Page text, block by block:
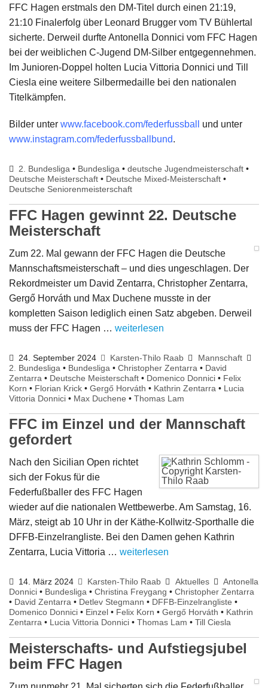
FFC Hagen erstmals den DM-Titel durch einen 21:19,
21:10 Finalerfolg über Leonard Brugger vom TV Bühlertal
sicherte. Derweil durfte Antonella Donnici vom FFC Hagen
bei der weiblichen C-Jugend DM-Silber entgegennehmen.
Im Junioren-Doppel holten Lucia Vittoria Donnici und Till
Ciesla eine weitere Silbermedaille bei den nationalen
Titelkämpfen.
Bilder unter www.facebook.com/federfussball
und unter
www.instagram.com/federfussballbund.
2. Bundesliga • Bundesliga •deutsche Jugendmeisterschaft •
Deutsche Meisterschaft • Deutsche Mixed-Meisterschaft •
Deutsche Seniorenmeisterschaft
FFC Hagen gewinnt 22. Deutsche
Meisterschaft
Zum 22. Mal gewann der FFC Hagen die Deutsche
Mannschaftsmeisterschaft – und dies ungeschlagen. Der
Rekordmeister um David Zentarra, Christopher Zentarra,
Gergő Horváth und Max Duchene musste in der
kompletten Saison lediglich einen Satz abgeben. Derweil
muss der FFC Hagen … weiterlesen
24. September 2024 Karsten-Thilo Raab
Mannschaft
2. Bundesliga • Bundesliga • Christopher Zentarra • David
Zentarra • Deutsche Meisterschaft • Domenico Donnici • Felix
Korn • Florian Krick • Gergő Horváth • Kathrin Zentarra • Lucia
Vittoria Donnici • Max Duchene • Thomas Lam
FFC im Einzel und der Mannschaft
gefordert
Nach den Sicilian Open richtet
sich der Fokus für die
Federfußballer des FFC Hagen
wieder auf die nationalen Wettbewerbe. Am Samstag, 16.
März, steigt ab 10 Uhr in der Käthe-Kollwitz-Sporthalle die
DFFB-Einzelrangliste. Bei den Damen gehen Kathrin
Zentarra, Lucia Vittoria … weiterlesen
14. März 2024 Karsten-Thilo Raab Aktuelles
Antonella
Donnici • Bundesliga • Christina Freygang • Christopher Zentarra
• David Zentarra • Detlev Stegmann • DFFB-Einzelrangliste •
Domenico Donnici • Einzel • Felix Korn • Gergő Horváth • Kathrin
Zentarra • Lucia Vittoria Donnici • Thomas Lam • Till Ciesla
Meisterschafts- und Aufstiegsjubel
beim FFC Hagen